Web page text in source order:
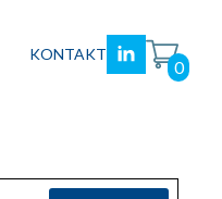
KONTAKT
0